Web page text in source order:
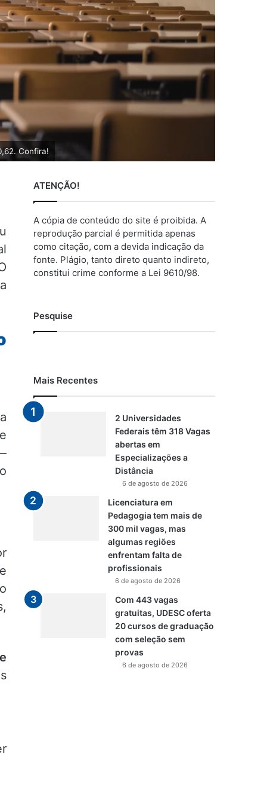
Confira!
ATENÇÃO!
A cópia de conteúdo do site é proibida. A
reprodução parcial é permitida apenas
como citação, com a devida indicação da
fonte. Plágio, tanto direto quanto indireto,
constitui crime conforme a Lei 9610/98.
Pesquise
Mais Recentes
2 Universidades
Federais têm 318 Vagas
abertas em
Especializações a
Distância
6 de agosto de 2026
Licenciatura em
Pedagogia tem mais de
300 mil vagas, mas
algumas regiões
enfrentam falta de
profissionais
6 de agosto de 2026
Com 443 vagas
gratuitas, UDESC oferta
20 cursos de graduação
com seleção sem
provas
6 de agosto de 2026